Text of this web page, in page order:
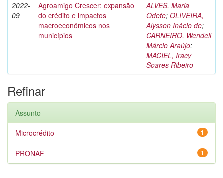
2022-
09
Agroamigo Crescer: expansão
do crédito e impactos
macroeconômicos nos
municípios
ALVES, Maria
Odete; OLIVEIRA,
Alysson Inácio de;
CARNEIRO, Wendell
Márcio Araújo;
MACIEL, Iracy
Soares Ribeiro
Refinar
Assunto
1
Microcrédito
1
PRONAF